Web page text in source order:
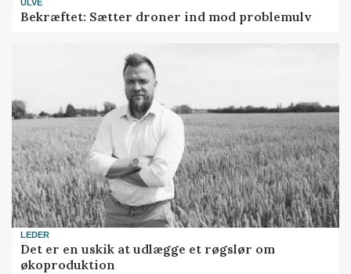
ULVE
Bekræftet: Sætter droner ind mod problemulv
LEDER
Det er en uskik at udlægge et røgslør om
økoproduktion